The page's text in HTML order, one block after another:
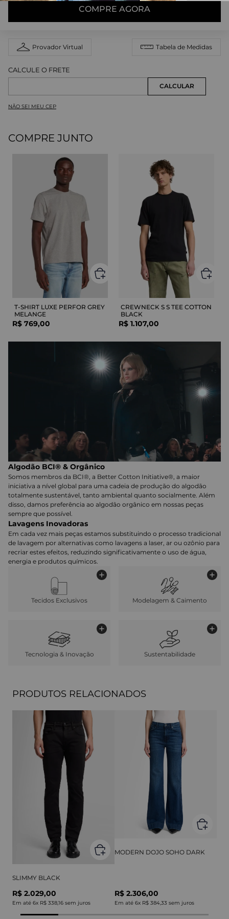
COMPRE AGORA
Provador Virtual Tabela de Medidas
NÃO SEI MEU CEP
COMPRE JUNTO
T-SHIRT LUXE PERFOR GREY
MELANGE
R$ 769,00
CREWNECK S S TEE COTTON
BLACK
R$ 1.107,00
Algodão BCI® & Orgânico
Somos membros da BCI®, a Better Cotton Initiative®, a maior
iniciativa a nível global para uma cadeia de produção do algodão
totalmente sustentável, tanto ambiental quanto socialmente. Além
disso, damos preferência ao algodão orgânico em nossas peças
sempre que possível.
Lavagens Inovadoras
Em cada vez mais peças estamos substituindo o processo tradicional
de lavagem por alternativas como lavagens a laser, ar ou ozônio para
recriar estes efeitos, reduzindo significativamente o uso de água,
energia e produtos químicos.
Tecidos Exclusivos Modelagem & Caimento
Tecnologia & Inovação Sustentabilidade
PRODUTOS RELACIONADOS
SLIMMY BLACK
R$ 2.029,00
Em até 6x R$ 338,16 sem juros
MODERN DOJO SOHO DARK
R$ 2.306,00
Em até 6x R$ 384,33 sem juros